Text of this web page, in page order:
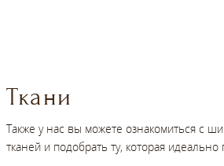
Ткани
Также у нас вы можете ознакомиться с
тканей и подобрать ту, которая